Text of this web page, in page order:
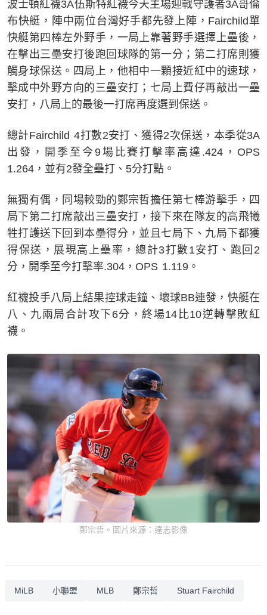
波士頓紅襪3A伍斯特紅襪今天主場迎戰守護者3A哥倫
布快艇，陣中兩位台灣好手都先發上陣，Fairchild單
快艇第四棒左外野手，一局上靠著野手選擇上壘後，
在擊出三壘安打後跑回球隊的第一分；第二打席則獲
觸身球保送。四局上，他相中一顆接近紅中的速球，
擊成中外野方向的三壘安打；七局上費仔再敲出一壘
安打，八局上的最後一打席再度選到保送。
總計Fairchild 4打數2安打、獲得2次保送，本季從3A
出發，開季至今9場比賽打擊率高達.424，OPS
1.264，並有2發全壘打、5分打點。
無獨有偶，同場較勁的鄭宗哲擔任第七棒游擊手，四
局下第二打席敲出三壘安打，接下來在隊友的高飛犧
牲打護送下回到本壘得分，並且七局下、九局下都獲
得保送，展現高上壘率，總計3打數1安打、跑回2
分，開季至今打擊率.304，OPS 1.119。
紅襪投手八局上結果控球走鐘、壞球BB連發，快艇在
八、九兩局合計攻下6分，終場14比10逆轉擊敗紅
襪。
鄭宗哲。圖片來源：達志影像
MiLB 小聯盟 MLB 鄭宗哲 Stuart Fairchild